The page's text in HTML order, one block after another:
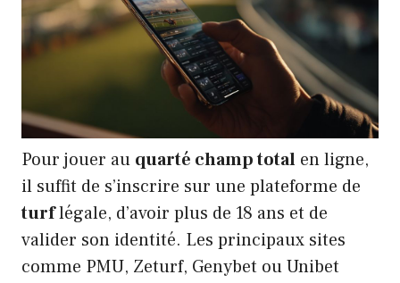
Pour jouer au quarté champ total en ligne,
il suffit de s’inscrire sur une plateforme de
turflégale, d’avoir plus de 18 ans et de
valider son identité. Les principaux sites
comme PMU, Zeturf, Genybet ou Unibet